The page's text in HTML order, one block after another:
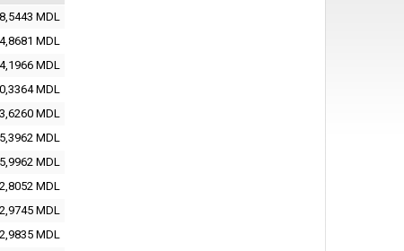
MDL
MDL
4,1966 MDL
0,3364 MDL
MDL
MDL
5,9962 MDL
MDL
MDL
MDL